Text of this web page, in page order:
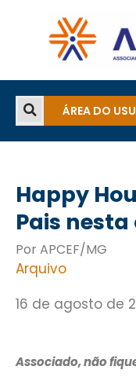
ÁREA DO
Happy
Pais
Por APCEF/MG
Arquivo
16 de agosto de
Associado, não